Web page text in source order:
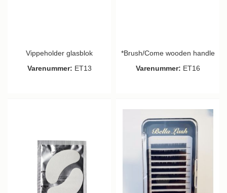
Vippeholder glasblok
Varenummer: ET13
*Brush/Come wooden handle
Varenummer: ET16